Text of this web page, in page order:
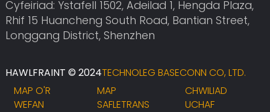
Cyfeiriad: Ystafell 1502, Adeilad 1, Hengda Plaza,
Rhif 15 Huancheng South Road, Bantian Street,
Longgang District, Shenzhen
HAWLFRAINT © 2024TECHNOLEG BASECONN CO, LTD.
MAP O'R
WEFAN
MAP
SAFLETRANS
CHWILIAD
UCHAF